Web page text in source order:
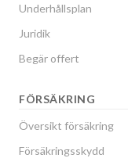
Underhållsplan
Juridik
Begär offert
FÖRSÄKRING
Översikt försäkring
Försäkringsskydd